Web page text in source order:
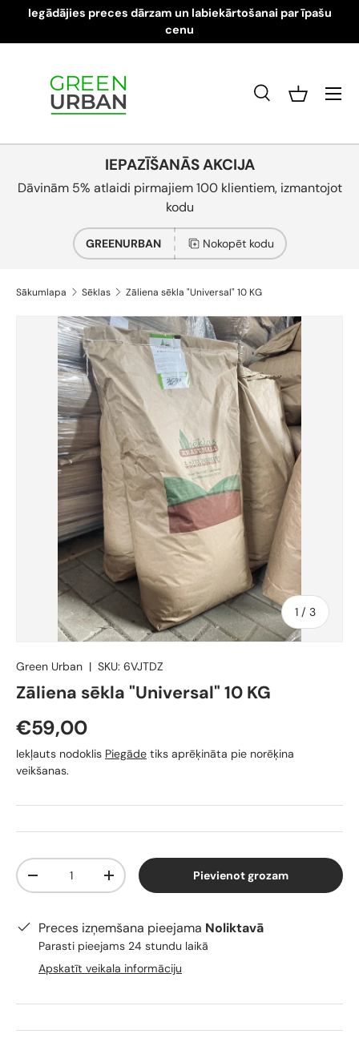
Iegādājies preces dārzam un labiekārtošanai par īpašu
cenu
Meklēt
Produkta veids
MeklētGrozs
Izvēlne
IEPAZĪŠANĀS AKCIJA
Dāvinām 5% atlaidi pirmajiem 100 klientiem, izmantojot
kodu
GREENURBAN Nokopēt kodu
Sākumlapa Sēklas Zāliena sēkla "Universal" 10 KG
1 / no
3
Green Urban | SKU: 6VJTDZ
Zāliena sēkla "Universal" 10 KG
€59,00
Iekļauts nodoklis Piegāde tiks aprēķināta pie norēķina
veikšanas.
Skaits
-
+ Pievienot grozam
Preces izņemšana pieejama Noliktavā
Parasti pieejams 24 stundu laikā
Apskatīt veikala informāciju